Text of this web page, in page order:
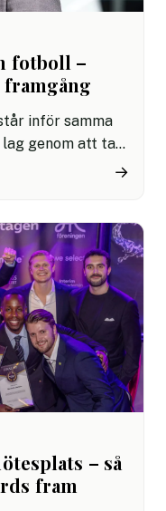
fotboll –
inför samma
genom att ta
Det handlar→
– så
fram